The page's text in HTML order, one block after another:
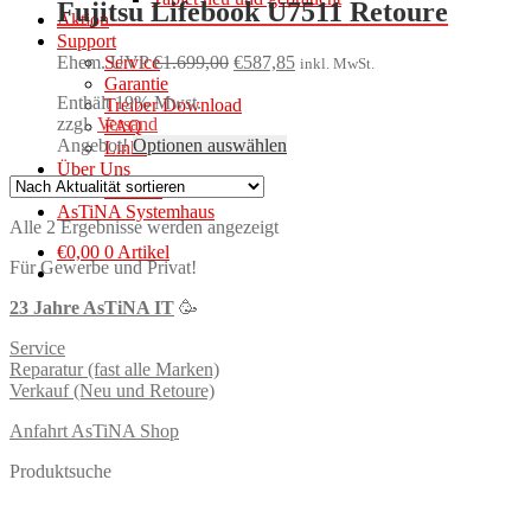
Aktion
Support
Service
Garantie
Treiber Download
FAQ
Links
Über Uns
Anfahrt
AsTiNA Systemhaus
€0,00 0 Artikel
Fujitsu Lifebook U7511 Retoure
Ehem. UVP €1.699,00 Ursprünglicher
war:
€587,85Aktueller
inkl. MwSt.
Enthält 19% Mwst.
zzgl. Versand
Angebot! Optionen auswählen
Alle 2 Ergebnisse werden angezeigtNach
Für Gewerbe und Privat!
23 Jahre AsTiNA IT 🥳
Service
Reparatur (fast alle Marken)
Verkauf (Neu und Retoure)
Anfahrt AsTiNA Shop
Produktsuche